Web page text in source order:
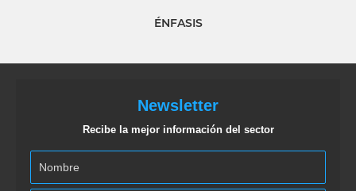
ÉNFASIS
Newsletter
Recibe la mejor información del sector